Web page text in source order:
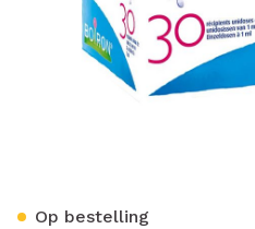
Op bestelling